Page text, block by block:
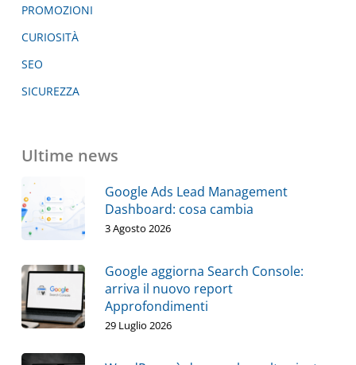
PROMOZIONI
CURIOSITÀ
SEO
SICUREZZA
Ultime news
Google Ads Lead Management
Dashboard: cosa cambia
3 Agosto 2026
Google aggiorna Search Console:
arriva il nuovo report
Approfondimenti
29 Luglio 2026